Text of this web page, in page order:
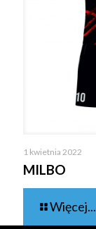
1 kwietnia 2022
MILBO
Więcej...